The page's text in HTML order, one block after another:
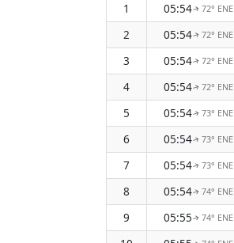
1
05:54↑72° ENE
2
05:54↑72° ENE
3
05:54↑72° ENE
4
05:54↑72° ENE
5
05:54↑73° ENE
6
05:54↑73° ENE
7
05:54↑73° ENE
8
05:54↑ 74° ENE
9
05:55↑ 74° ENE